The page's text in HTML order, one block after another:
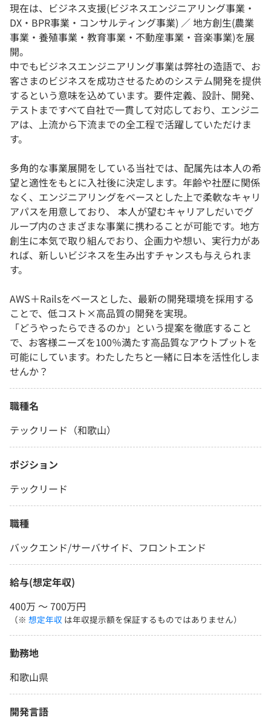
現在は、ビジネス支援(ビジネスエンジニアリング事業・
DX・BPR事業・コンサルティング事業) ／ 地方創生(農業
事業・養殖事業・教育事業・不動産事業・音楽事業)を展
開。
中でもビジネスエンジニアリング事業は弊社の造語で、お
客さまのビジネスを成功させるためのシステム開発を提供
するという意味を込めています。要件定義、設計、開発、
テストまですべて自社で一貫して対応しており、エンジニ
アは、上流から下流までの全工程で活躍していただけま
す。
多角的な事業展開をしている当社では、配属先は本人の希
望と適性をもとに入社後に決定します。年齢や社歴に関係
なく、エンジニアリングをベースとした上で柔軟なキャリ
アパスを用意しており、 本人が望むキャリアしだいでグ
ループ内のさまざまな事業に携わることが可能です。地方
創生に本気で取り組んでおり、企画力や想い、実行力があ
れば、新しいビジネスを生み出すチャンスも与えられま
す。
AWS＋Railsをベースとした、最新の開発環境を採用する
ことで、低コスト×高品質の開発を実現。
「どうやったらできるのか」という提案を徹底すること
で、お客様ニーズを100％満たす高品質なアウトプットを
可能にしています。わたしたちと一緒に日本を活性化しま
せんか？
職種名
テックリード（和歌山）
ポジション
テックリード
職種
バックエンド/サーバサイド、フロントエンド
給与(想定年収)
400万 〜 700万円
（※ 想定年収 は年収提示額を保証するものではありません）
勤務地
和歌山県
開発言語